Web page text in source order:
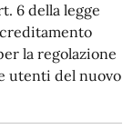
6 della legge
la regolazione
utenti del nuovo